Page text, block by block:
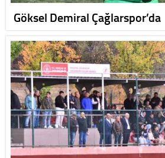
Göksel Demiral Çağlarspor’da